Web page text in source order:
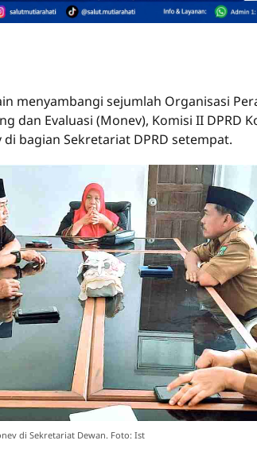
menyambangi sejumlah Organisasi
dan Evaluasi (Monev), Komisi II DPRD
bagian Sekretariat DPRD setempat.
di Sekretariat Dewan. Foto: Ist